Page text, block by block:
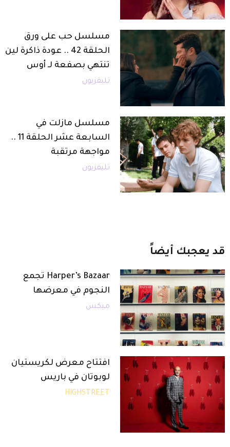
مسلسل حب على ورق
الحلقة 42 .. عودة ذاكرة لين
تنتهي بصفعة لـ أوس
تليفزيون
مسلسل مازلت في
السابعة عشر الحلقة 11 ..
مواجهة مرتقبة
تليفزيون
قد يعجبك أيضاً
Harper’s Bazaar تجمع
النجوم في معرضها
ميكس
افتتاح معرض لكريستيان
لوبوتان في باريس
HIGHSTREET